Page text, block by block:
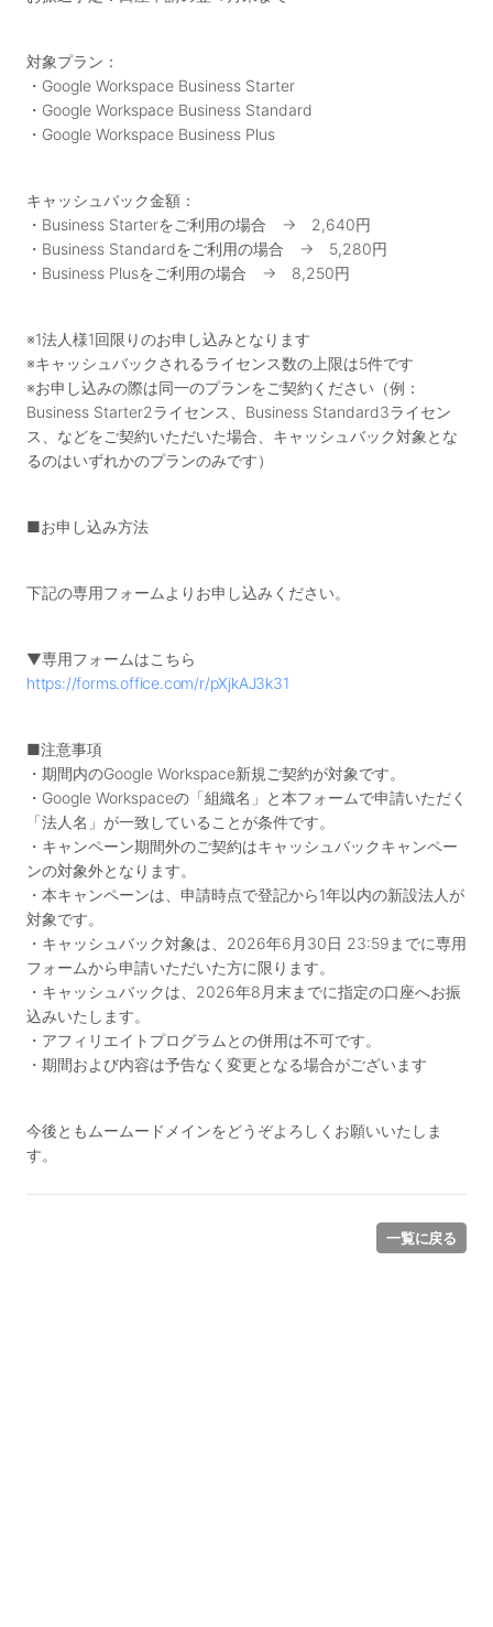
対象プラン：
・Google Workspace Business Starter
・Google Workspace Business Standard
・Google Workspace Business Plus
キャッシュバック金額：
・Business Starterをご利用の場合 → 2,640円
・Business Standardをご利用の場合 → 5,280円
・Business Plusをご利用の場合 → 8,250円
※1法人様1回限りのお申し込みとなります
※キャッシュバックされるライセンス数の上限は5件です
※お申し込みの際は同一のプランをご契約ください（例：
Business Starter2ライセンス、Business Standard3ライセン
ス、などをご契約いただいた場合、キャッシュバック対象とな
るのはいずれかのプランのみです）
■お申し込み方法
下記の専用フォームよりお申し込みください。
▼専用フォームはこちら
https://forms.office.com/r/pXjkAJ3k31
■注意事項
・期間内のGoogle Workspace新規ご契約が対象です。
・Google Workspaceの「組織名」と本フォームで申請いただく
「法人名」が一致していることが条件です。
・キャンペーン期間外のご契約はキャッシュバックキャンペー
ンの対象外となります。
・本キャンペーンは、申請時点で登記から1年以内の新設法人が
対象です。
・キャッシュバック対象は、2026年6月30日 23:59までに専用
フォームから申請いただいた方に限ります。
・キャッシュバックは、2026年8月末までに指定の口座へお振
込みいたします。
・アフィリエイトプログラムとの併用は不可です。
・期間および内容は予告なく変更となる場合がございます
今後ともムームードメインをどうぞよろしくお願いいたしま
す。
一覧に戻る